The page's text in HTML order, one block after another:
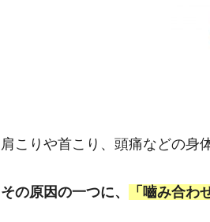
肩こりや首こり、頭痛などの身
その原因の一つに、 「嚙み合わ